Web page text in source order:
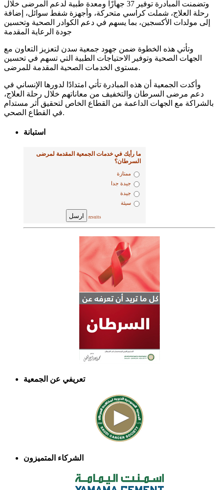
وتضمنت المبادرة توفير 37 جهازًا ومعدة طبية لدعم المرضى خلال
رحلة العلاج، شملت كراسي متحركة، وأجهزة شفط سوائل، إضافة
إلى مولدات الأكسجين، بما يسهم في دعم الكوادر الصحية وتحسين
جودة الرعاية المقدمة
وتأتي هذه الخطوة ضمن جهود جمعية سدن لتعزيز التعاون مع
الجهات الصحية وتوفير الاحتياجات الطبية التي تسهم في تحسين
مستوى الخدمات الصحية المقدمة للمرضى.
وأكدت الجمعية أن هذه المبادرة تأتي امتدادًا لدورها الإنساني في
دعم مرضى السرطان والتخفيف من معاناتهم خلال رحلة العلاج،
بالشراكة مع الجهات الداعمة من القطاع الخاص لتحقيق أثر مستدام
في القطاع الصحي.
استبانة
ما رأيك في خدمات الجمعية المقدمة لمرضى
السرطان؟
ممتازة
جيدة جدا
جيدة
سيئة
results ارسل
تعريفي عن الجمعية
الشركاء المتميزون